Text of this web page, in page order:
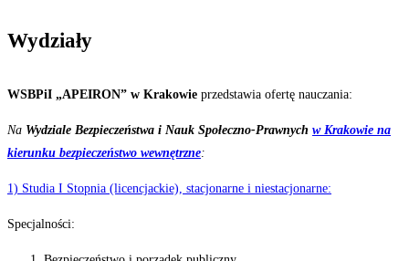
Wydziały
WSBPiI „APEIRON” w Krakowie przedstawia ofertę nauczania:
Na Wydziale Bezpieczeństwa i Nauk Społeczno-Prawnych w Krakowie na
kierunku bezpieczeństwo wewnętrzne:
1) Studia I Stopnia (licencjackie), stacjonarne i niestacjonarne:
Specjalności: